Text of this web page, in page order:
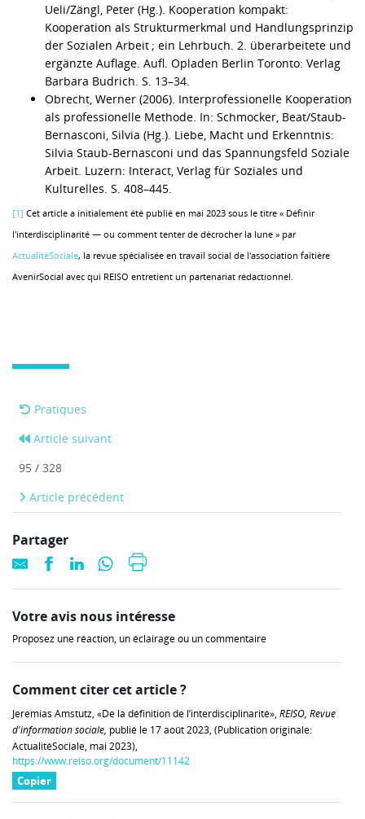
Ueli/Zängl, Peter (Hg.). Kooperation kompakt:
Kooperation als Strukturmerkmal und Handlungsprinzip
der Sozialen Arbeit ; ein Lehrbuch. 2. überarbeitete und
ergänzte Auflage. Aufl. Opladen Berlin Toronto: Verlag
Barbara Budrich. S. 13–34.
Obrecht, Werner (2006). Interprofessionelle Kooperation
als professionelle Methode. In: Schmocker, Beat/Staub-
Bernasconi, Silvia (Hg.). Liebe, Macht und Erkenntnis:
Silvia Staub-Bernasconi und das Spannungsfeld Soziale
Arbeit. Luzern: Interact, Verlag für Soziales und
Kulturelles. S. 408–445.
[1] Cet article a initialement été publié en mai 2023 sous le titre « Définir
l'interdisciplinarité — ou comment tenter de décrocher la lune » par
ActualitéSociale, la revue spécialisée en travail social de l'association faîtière
AvenirSocial avec qui REISO entretient un partenariat rédactionnel.
Pratiques
Article suivant
95 / 328
Article précédent
Partager
Votre avis nous intéresse
Proposez une réaction, un éclairage ou un commentaire
Comment citer cet article ?
Jeremias Amstutz, «De la définition de l’interdisciplinarité», REISO, Revue
d'information sociale, publié le 17 août 2023, (Publication originale:
ActualitéSociale, mai 2023),
https://www.reiso.org/document/11142
Copier